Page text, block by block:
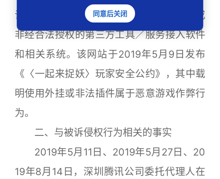
议》第6.4条载明，禁止使用外挂、插件或
非经合法授权的第三方工具／服务接入软件
和相关系统。该网站于2019年5月9日发布
《〈一起来捉妖〉玩家安全公约》，其中载
明使用外挂或非法插件属于恶意游戏作弊行
为。
二、与被诉侵权行为相关的事实
2019年5月11日、2019年5月27日、20
19年8月14日，深圳腾讯公司委托代理人在
同意后关闭